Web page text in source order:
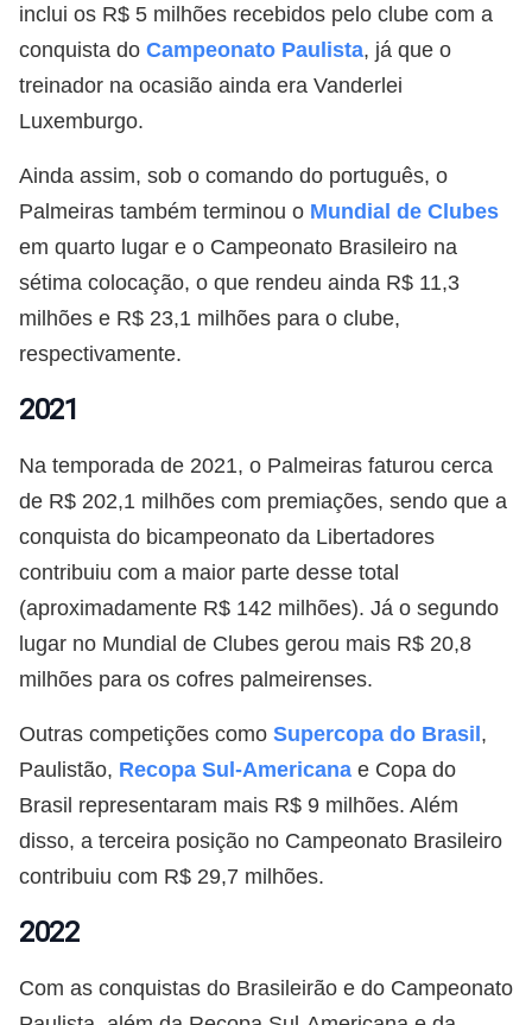
inclui os R$ 5 milhões recebidos pelo clube com a
conquista do Campeonato Paulista, já que o
treinador na ocasião ainda era Vanderlei
Luxemburgo.
Ainda assim, sob o comando do português, o
Palmeiras também terminou o Mundial de Clubes
em quarto lugar e o Campeonato Brasileiro na
sétima colocação, o que rendeu ainda R$ 11,3
milhões e R$ 23,1 milhões para o clube,
respectivamente.
2021
Na temporada de 2021, o Palmeiras faturou cerca
de R$ 202,1 milhões com premiações, sendo que a
conquista do bicampeonato da Libertadores
contribuiu com a maior parte desse total
(aproximadamente R$ 142 milhões). Já o segundo
lugar no Mundial de Clubes gerou mais R$ 20,8
milhões para os cofres palmeirenses.
Outras competições como Supercopa do Brasil,
Paulistão, Recopa Sul-Americana e Copa do
Brasil representaram mais R$ 9 milhões. Além
disso, a terceira posição no Campeonato Brasileiro
contribuiu com R$ 29,7 milhões.
2022
Com as conquistas do Brasileirão e do Campeonato